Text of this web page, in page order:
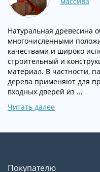
Натуральная древесина
многочисленными
качествами и широко
строительный и
материал. В частности,
дерева применяют для
входных дверей из …
Читать далее
Покупателю